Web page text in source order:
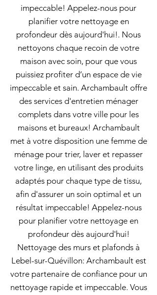
impeccable! Appelez-nous pour
planifier votre nettoyage en
profondeur dès aujourd'hui!. Nous
nettoyons chaque recoin de votre
maison avec soin, pour que vous
puissiez profiter d’un espace de vie
impeccable et sain. Archambault offre
des services d'entretien ménager
complets dans votre ville pour les
maisons et bureaux! Archambault
met à votre disposition une femme de
ménage pour trier, laver et repasser
votre linge, en utilisant des produits
adaptés pour chaque type de tissu,
afin d'assurer un soin optimal et un
résultat impeccable! Appelez-nous
pour planifier votre nettoyage en
profondeur dès aujourd'hui!
Nettoyage des murs et plafonds à
Lebel-sur-Quévillon: Archambault est
votre partenaire de confiance pour un
nettoyage rapide et impeccable. Vous